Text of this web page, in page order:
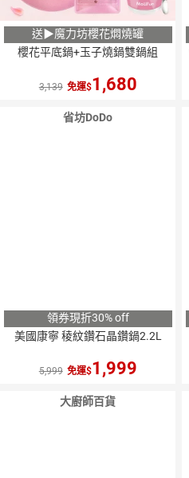
送▶魔力坊櫻花燜燒罐
櫻花平底鍋+玉子燒鍋雙鍋組
3,139 免運 1,680
省坊DoDo
領券現折30% off
美國康寧 稜紋鑽石晶鑽鍋2.2L
5,999 免運 1,999
大廚師百貨